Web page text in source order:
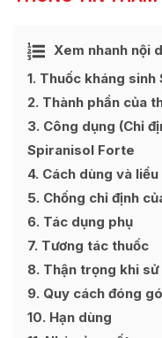
Xem nhanh nội
1 Thuốc kháng
2 Thành phần của
3 Công dụng (Chỉ
Spiranisol Forte
4 Cách dùng và
5 Chống chỉ định
6 Tác dụng phụ
7 Tương tác thuốc
8 Thận trọng khi
9 Quy cách đóng
10 Hạn dùng